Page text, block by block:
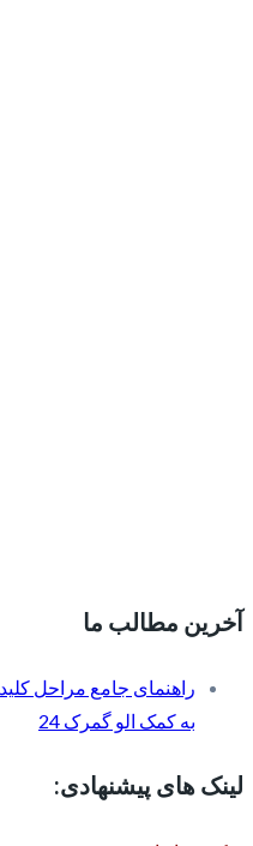
آخرین مطالب ما
راهنمای جامع مراحل
به کمک الو گمرک 24
لینک های پیشنهادی: